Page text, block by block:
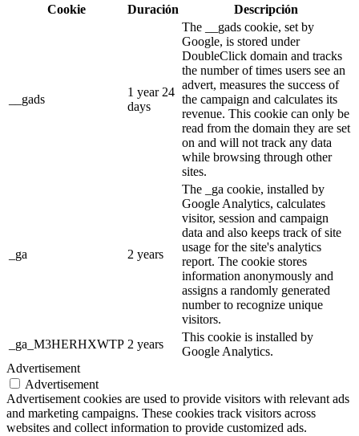
Cookie
Duración Descripción
__gads
1 year 24
days
The __gads cookie, set by
Google, is stored under
DoubleClick domain and tracks
the number of times users see an
advert, measures the success of
the campaign and calculates its
revenue. This cookie can only be
read from the domain they are set
on and will not track any data
while browsing through other
sites.
_ga 2 years
The _ga cookie, installed by
Google Analytics, calculates
visitor, session and campaign
data and also keeps track of site
usage for the site's analytics
report. The cookie stores
information anonymously and
assigns a randomly generated
number to recognize unique
visitors.
_ga_M3HERHXWTP 2 years
This cookie is installed by
Google Analytics.
Advertisement
Advertisement
Advertisement cookies are used to provide visitors with relevant ads
and marketing campaigns. These cookies track visitors across
websites and collect information to provide customized ads.